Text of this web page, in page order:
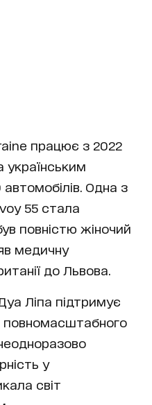
працює з 2022
Одна з
55 стала
повністю жіночий
медичну
до Львова.
Ліпа підтримує
повномасштабного
у
світ